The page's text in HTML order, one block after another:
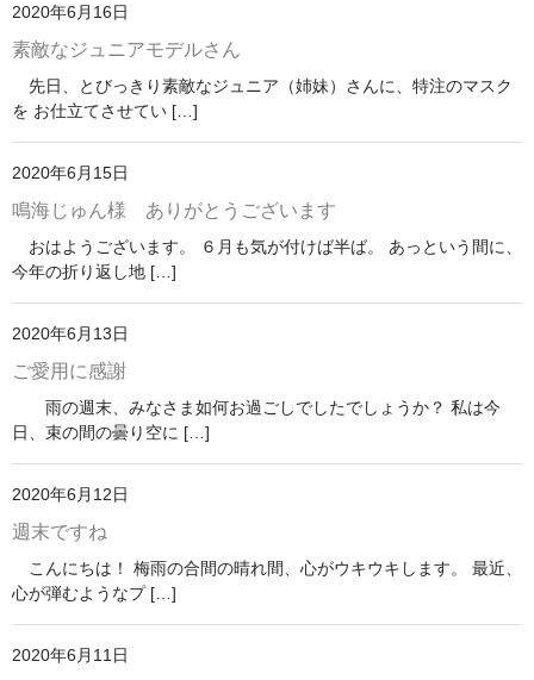
2020年6月16日
素敵なジュニアモデルさん
先日、とびっきり素敵なジュニア（姉妹）さんに、特注のマスク
を お仕立てさせてい […]
2020年6月15日
鳴海じゅん様 ありがとうございます
おはようございます。 ６月も気が付けば半ば。 あっという間に、
今年の折り返し地 […]
2020年6月13日
ご愛用に感謝
雨の週末、みなさま如何お過ごしでしたでしょうか？ 私は今
日、束の間の曇り空に […]
2020年6月12日
週末ですね
こんにちは！ 梅雨の合間の晴れ間、心がウキウキします。 最近、
心が弾むようなプ […]
2020年6月11日